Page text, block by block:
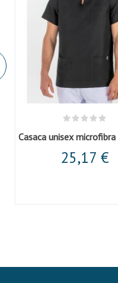
25,17 €